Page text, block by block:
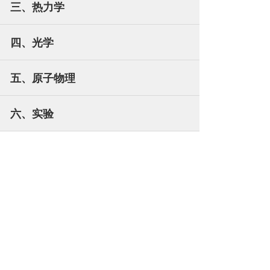
三、热力学
四、光学
五、原子物理
六、实验